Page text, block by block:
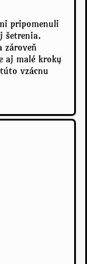
pripomenuli
šetrenia.
zároveň
aj malé kroky
vzácnu